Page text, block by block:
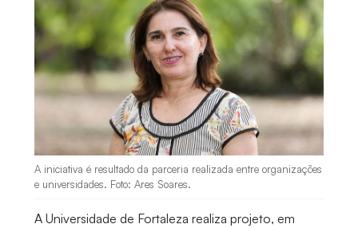
A iniciativa é resultado da parceria realizada entre organizações
e universidades. Foto: Ares Soares.
A Universidade de Fortaleza realiza projeto, em